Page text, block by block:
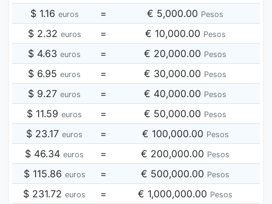
$ 1.16 euros = € 5,000.00 Pesos
$ 2.32 euros = € 10,000.00 Pesos
$ 4.63 euros = € 20,000.00 Pesos
$ 6.95 euros = € 30,000.00 Pesos
$ 9.27 euros = € 40,000.00 Pesos
$ 11.59 euros = € 50,000.00 Pesos
$ 23.17 euros = € 100,000.00 Pesos
$ 46.34 euros = € 200,000.00 Pesos
$ 115.86 euros = € 500,000.00 Pesos
$ 231.72 euros = € 1,000,000.00 Pesos